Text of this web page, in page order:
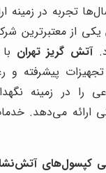
تجربه در زمینه
از معتبرترین
آتش گریز تهران
پیشرفته و
را در زمینه
ارائه می‌دهد.
کپسول‌های